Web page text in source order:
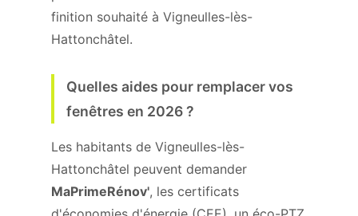
finition souhaité à Vigneulles-lès-
Hattonchâtel.
Quelles aides pour remplacer vos
fenêtres en 2026 ?
Les habitants de Vigneulles-lès-
Hattonchâtel peuvent demander
MaPrimeRénov', les certificats